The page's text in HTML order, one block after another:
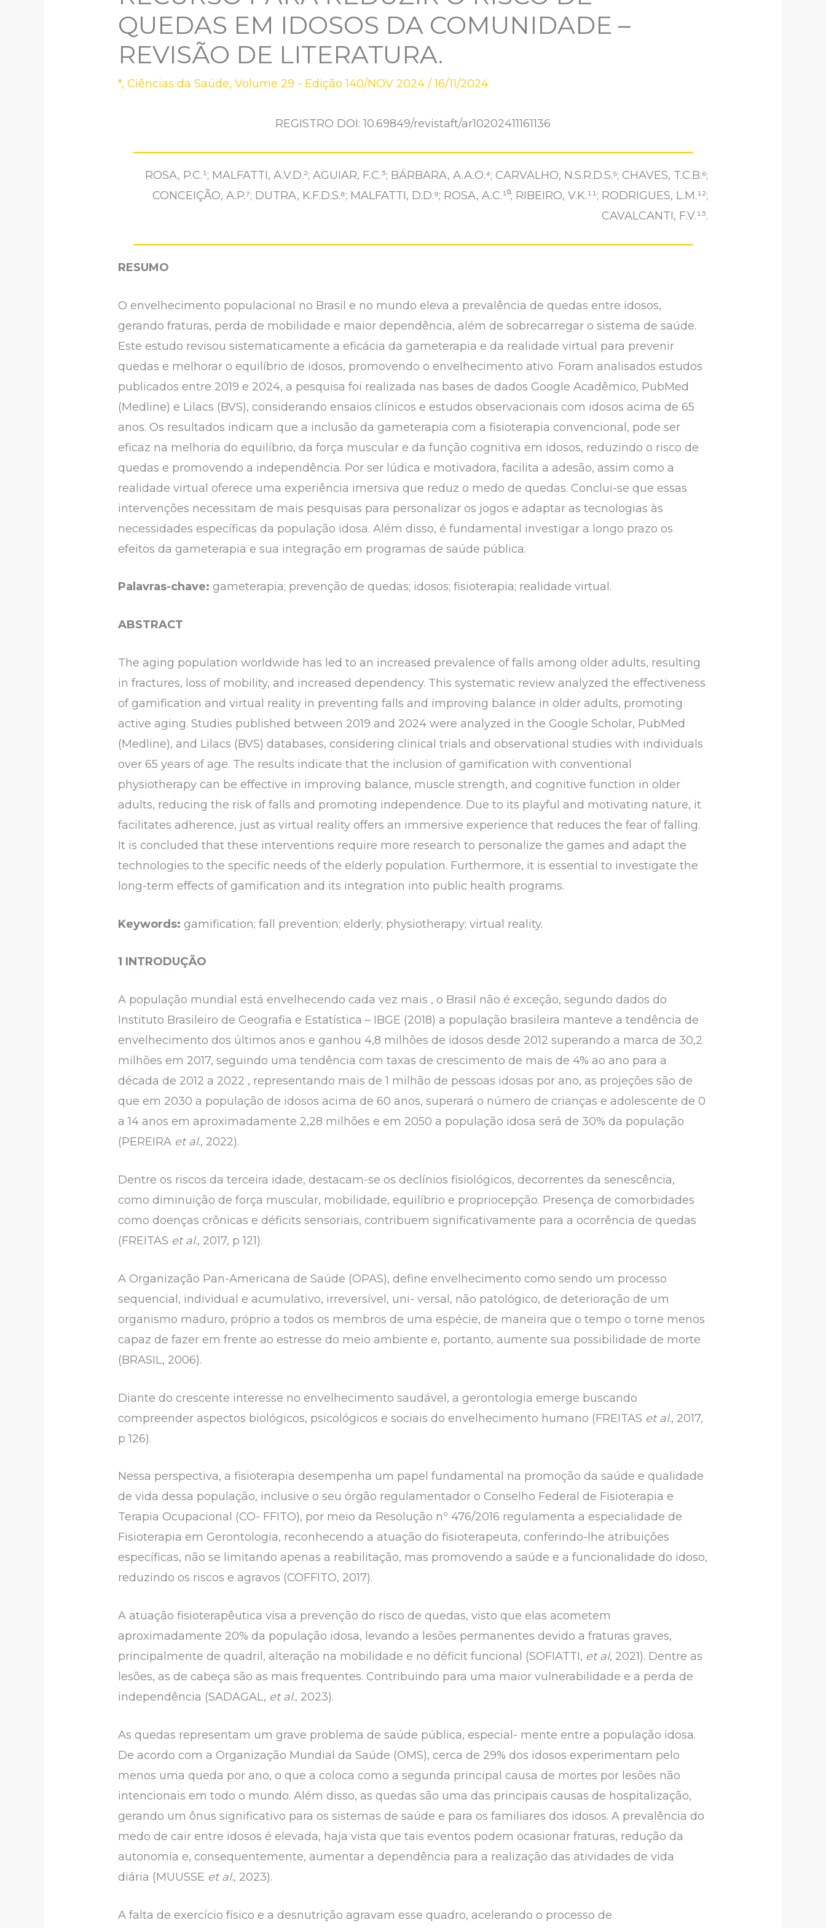
QUEDAS EM IDOSOS DA COMUNIDADE –
REVISÃO DE LITERATURA.
*,Ciências da Saúde,Volume 29 - Edição 140/NOV 2024 /16/11/2024
REGISTRO DOI: 10.69849/revistaft/ar10202411161136
ROSA, P.C.¹; MALFATTI, A.V.D.²; AGUIAR, F.C.³; BÁRBARA, A.A.O.⁴; CARVALHO, N.S.R.D.S.⁵; CHAVES, T.C.B.⁶;
CONCEIÇÃO, A.P.⁷; DUTRA, K.F.D.S.⁸; MALFATTI, D.D.⁹; ROSA, A.C.¹⁰; RIBEIRO, V.K.¹¹; RODRIGUES, L.M.¹²;
CAVALCANTI, F.V.¹³.
RESUMO
O envelhecimento populacional no Brasil e no mundo eleva a prevalência de quedas entre idosos,
gerando fraturas, perda de mobilidade e maior dependência, além de sobrecarregar o sistema de saúde.
Este estudo revisou sistematicamente a eficácia da gameterapia e da realidade virtual para prevenir
quedas e melhorar o equilíbrio de idosos, promovendo o envelhecimento ativo. Foram analisados estudos
publicados entre 2019 e 2024, a pesquisa foi realizada nas bases de dados Google Acadêmico, PubMed
(Medline) e Lilacs (BVS), considerando ensaios clínicos e estudos observacionais com idosos acima de 65
anos. Os resultados indicam que a inclusão da gameterapia com a fisioterapia convencional, pode ser
eficaz na melhoria do equilíbrio, da força muscular e da função cognitiva em idosos, reduzindo o risco de
quedas e promovendo a independência. Por ser lúdica e motivadora, facilita a adesão, assim como a
realidade virtual oferece uma experiência imersiva que reduz o medo de quedas. Conclui-se que essas
intervenções necessitam de mais pesquisas para personalizar os jogos e adaptar as tecnologias às
necessidades específicas da população idosa. Além disso, é fundamental investigar a longo prazo os
efeitos da gameterapia e sua integração em programas de saúde pública.
Palavras-chave: gameterapia; prevenção de quedas; idosos; fisioterapia; realidade virtual.
ABSTRACT
The aging population worldwide has led to an increased prevalence of falls among older adults, resulting
in fractures, loss of mobility, and increased dependency. This systematic review analyzed the effectiveness
of gamification and virtual reality in preventing falls and improving balance in older adults, promoting
active aging. Studies published between 2019 and 2024 were analyzed in the Google Scholar, PubMed
(Medline), and Lilacs (BVS) databases, considering clinical trials and observational studies with individuals
over 65 years of age. The results indicate that the inclusion of gamification with conventional
physiotherapy can be effective in improving balance, muscle strength, and cognitive function in older
adults, reducing the risk of falls and promoting independence. Due to its playful and motivating nature, it
facilitates adherence, just as virtual reality offers an immersive experience that reduces the fear of falling.
It is concluded that these interventions require more research to personalize the games and adapt the
technologies to the specific needs of the elderly population. Furthermore, it is essential to investigate the
long-term effects of gamification and its integration into public health programs.
Keywords: gamification; fall prevention; elderly; physiotherapy; virtual reality.
1 INTRODUÇÃO
A população mundial está envelhecendo cada vez mais , o Brasil não é exceção, segundo dados do
Instituto Brasileiro de Geografia e Estatística – IBGE (2018) a população brasileira manteve a tendência de
envelhecimento dos últimos anos e ganhou 4,8 milhões de idosos desde 2012 superando a marca de 30,2
milhões em 2017, seguindo uma tendência com taxas de crescimento de mais de 4% ao ano para a
década de 2012 a 2022 , representando mais de 1 milhão de pessoas idosas por ano, as projeções são de
que em 2030 a população de idosos acima de 60 anos, superará o número de crianças e adolescente de 0
a 14 anos em aproximadamente 2,28 milhões e em 2050 a população idosa será de 30% da população
(PEREIRA et al., 2022).
Dentre os riscos da terceira idade, destacam-se os declínios fisiológicos, decorrentes da senescência,
como diminuição de força muscular, mobilidade, equilíbrio e propriocepção. Presença de comorbidades
como doenças crônicas e déficits sensoriais, contribuem significativamente para a ocorrência de quedas
(FREITAS et al., 2017, p 121).
A Organização Pan-Americana de Saúde (OPAS), define envelhecimento como sendo um processo
sequencial, individual e acumulativo, irreversível, uni- versal, não patológico, de deterioração de um
organismo maduro, próprio a todos os membros de uma espécie, de maneira que o tempo o torne menos
capaz de fazer em frente ao estresse do meio ambiente e, portanto, aumente sua possibilidade de morte
(BRASIL, 2006).
Diante do crescente interesse no envelhecimento saudável, a gerontologia emerge buscando
compreender aspectos biológicos, psicológicos e sociais do envelhecimento humano (FREITAS et al., 2017,
p 126).
Nessa perspectiva, a fisioterapia desempenha um papel fundamental na promoção da saúde e qualidade
de vida dessa população, inclusive o seu órgão regulamentador o Conselho Federal de Fisioterapia e
Terapia Ocupacional (CO- FFITO), por meio da Resolução nº 476/2016 regulamenta a especialidade de
Fisioterapia em Gerontologia, reconhecendo a atuação do fisioterapeuta, conferindo-lhe atribuições
específicas, não se limitando apenas a reabilitação, mas promovendo a saúde e a funcionalidade do idoso,
reduzindo os riscos e agravos (COFFITO, 2017).
A atuação fisioterapêutica visa a prevenção do risco de quedas, visto que elas acometem
aproximadamente 20% da população idosa, levando a lesões permanentes devido a fraturas graves,
principalmente de quadril, alteração na mobilidade e no déficit funcional (SOFIATTI, et al, 2021). Dentre as
lesões, as de cabeça são as mais frequentes. Contribuindo para uma maior vulnerabilidade e a perda de
independência (SADAGAL, et al., 2023).
As quedas representam um grave problema de saúde pública, especial- mente entre a população idosa.
De acordo com a Organização Mundial da Saúde (OMS), cerca de 29% dos idosos experimentam pelo
menos uma queda por ano, o que a coloca como a segunda principal causa de mortes por lesões não
intencionais em todo o mundo. Além disso, as quedas são uma das principais causas de hospitalização,
gerando um ônus significativo para os sistemas de saúde e para os familiares dos idosos. A prevalência do
medo de cair entre idosos é elevada, haja vista que tais eventos podem ocasionar fraturas, redução da
autonomia e, consequentemente, aumentar a dependência para a realização das atividades de vida
diária (MUUSSE et al., 2023).
A falta de exercício físico e a desnutrição agravam esse quadro, acelerando o processo de